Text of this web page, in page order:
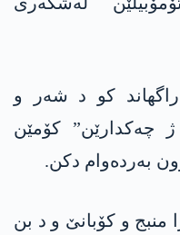
راگهاند کو د شەر و
چه‌كدارێن” کۆمێن
بەردەوام دکن.
منبج و کۆبانێ و د بن